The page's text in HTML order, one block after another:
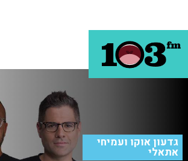
גדעון אוקו ועמיחי
אתאלי